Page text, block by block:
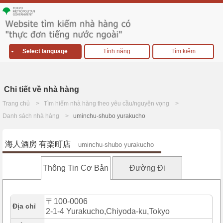
Select language Tính năng Tìm kiếm
Chi tiết về nhà hàng
Trang chủ
Tìm hiếm nhà hàng theo yêu cầu/nguyện vọng
Danh sách nhà hàng
uminchu-shubo yurakucho
海人酒房 有楽町店 uminchu-shubo yurakucho
Thông Tin Cơ Bản Đường Đi
Địa chỉ
〒100-0006
2-1-4 Yurakucho,Chiyoda-ku,Tokyo